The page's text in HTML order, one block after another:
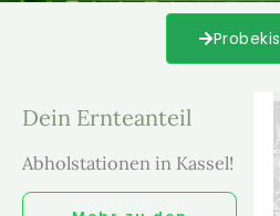
Dein Ern­tean­teil
Abholstationen in Kassel!